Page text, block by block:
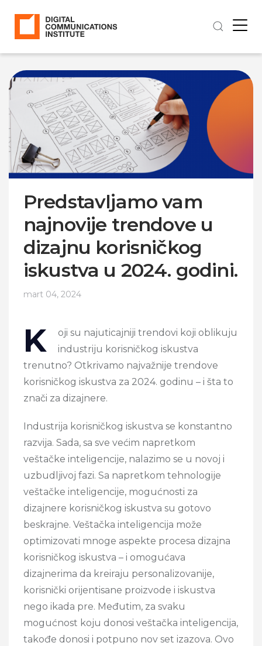
Predstavljamo vam
najnovije trendove u
dizajnu korisničkog
iskustva u 2024. godini.
mart 04, 2024
K
oji su najuticajniji trendovi koji oblikuju
industriju korisničkog iskustva
trenutno? Otkrivamo najvažnije trendove
korisničkog iskustva za 2024. godinu – i šta to
znači za dizajnere.
Industrija korisničkog iskustva se konstantno
razvija. Sada, sa sve većim napretkom
veštačke inteligencije, nalazimo se u novoj i
uzbudljivoj fazi. Sa napretkom tehnologije
veštačke inteligencije, mogućnosti za
dizajnere korisničkog iskustva su gotovo
beskrajne. Veštačka inteligencija može
optimizovati mnoge aspekte procesa dizajna
korisničkog iskustva – i omogućava
dizajnerima da kreiraju personalizovanije,
korisnički orijentisane proizvode i iskustva
nego ikada pre. Međutim, za svaku
mogućnost koju donosi veštačka inteligencija,
takođe donosi i potpuno nov set izazova. Ovo